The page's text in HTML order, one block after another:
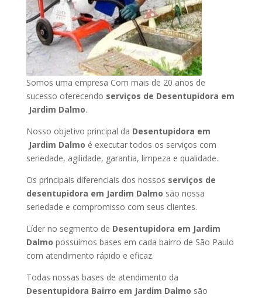
Somos uma empresa Com mais de 20 anos de
sucesso oferecendo serviços de Desentupidora em
Jardim Dalmo.
Nosso objetivo principal da Desentupidora em
Jardim Dalmo é executar todos os serviços com
seriedade, agilidade, garantia, limpeza e qualidade.
Os principais diferenciais dos nossos serviços de
desentupidora em Jardim Dalmo são nossa
seriedade e compromisso com seus clientes.
Líder no segmento de Desentupidora em Jardim
Dalmo possuímos bases em cada bairro de São Paulo
com atendimento rápido e eficaz.
Todas nossas bases de atendimento da
Desentupidora Bairro em Jardim Dalmo são